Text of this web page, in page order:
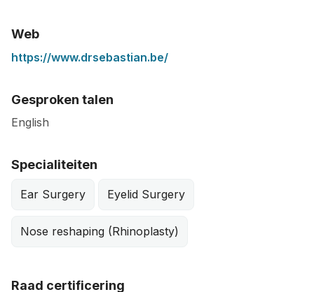
Web
https://www.drsebastian.be/
Gesproken talen
English
Specialiteiten
Ear Surgery Eyelid Surgery
Nose reshaping (Rhinoplasty)
Raad certificering